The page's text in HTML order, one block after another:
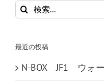
検
索
最近の投稿
N-BOX JF1 ウォ